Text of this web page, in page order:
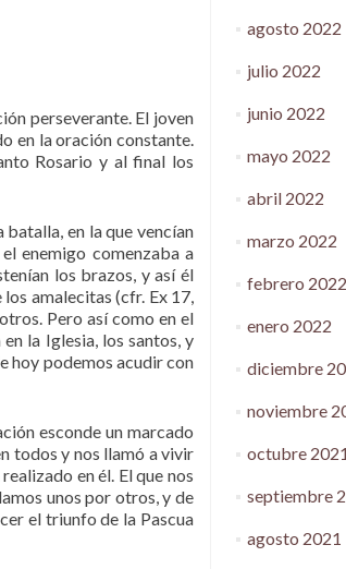
perseverante. El joven
en la oración constante.
Rosario y al final los
en la que vencían
enemigo comenzaba a
los brazos, y así él
amalecitas (cfr. Ex 17,
Pero así como en el
la Iglesia, los santos, y
hoy podemos acudir con
esconde un marcado
todos y nos llamó a vivir
en él. El que nos
unos por otros, y de
el triunfo de la Pascua
agosto 2022
julio 2022
junio 2022
mayo 2022
abril 2022
marzo 2022
febrero 2022
enero 2022
diciembre
noviembre
octubre 2021
septiembre
agosto 2021